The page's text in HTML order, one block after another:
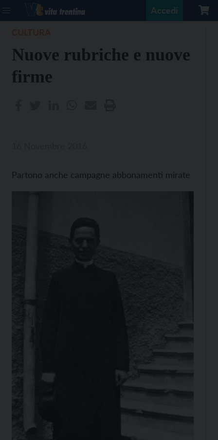
Accedi
Nuove rubriche e nuove
firme
Partono anche campagne abbonamenti mirate